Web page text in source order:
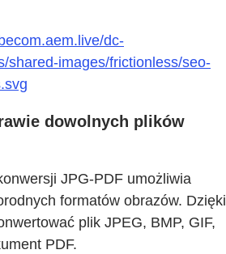
dc-
shared-images/frictionless/seo-
dowolnych plików
JPG-PDF umożliwia
formatów obrazów. Dzięki
plik JPEG, BMP, GIF,
PDF.